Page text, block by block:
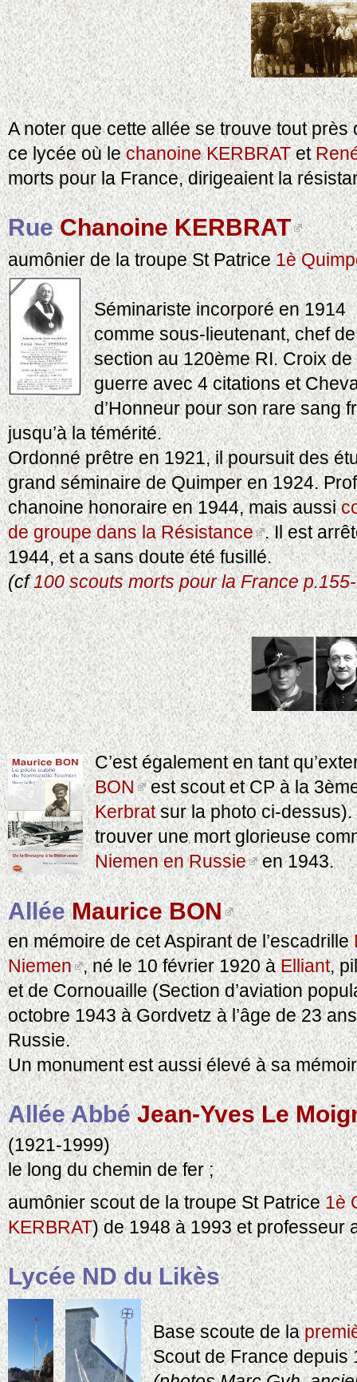
A noter que cette allée se trouve tout près
ce lycée où lechanoine KERBRATet
morts pour la France, dirigeaient la
RueChanoine KERBRAT
aumônier de la troupe St Patrice1è
Séminariste incorporé en 1914
comme sous-lieutenant, chef de
section au 120ème RI. Croix de
guerre avec 4 citations et
d’Honneur pour son rare sang
jusqu’à la témérité.
Ordonné prêtre en 1921, il poursuit des
grand séminaire de Quimper en 1924.
chanoine honoraire en 1944, mais aussi
de groupe dans la Résistance . Il est
1944, et a sans doute été fusillé.
(cf100 scouts morts pour la France
C’est également en tant
BON est scout et CP à la
Kerbratsur la photo ci-dessus).
trouver une mort glorieuse
Niemen en Russie en 1943.
AlléeMaurice BON
en mémoire de cet Aspirant de l’escadrille
Niemen , né le 10 février 1920 àElliant,
et de Cornouaille (Section d’aviation
octobre 1943 à Gordvetz à l’âge de 23
Russie.
Un monument est aussi élevé à sa
Allée AbbéJean-Yves Le
(1921-1999)
le long du chemin de fer ;
aumônier scout de la troupe St Patrice1è
KERBRAT) de 1948 à 1993 et professeur
Lycée ND du Likès
Base scoute de la
Scout de France depuis